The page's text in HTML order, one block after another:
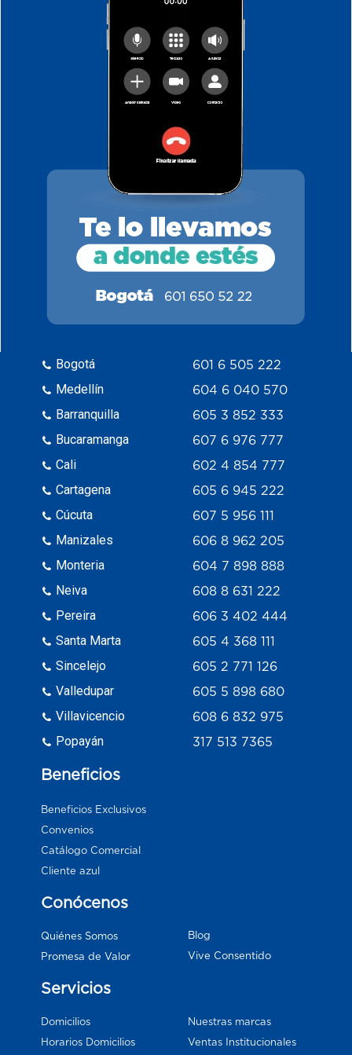
Bogotá
Medellín
Barranquilla
Bucaramanga
Cali
Cartagena
Cúcuta
Manizales
Monteria
Neiva
Pereira
Santa Marta
Sincelejo
Valledupar
Villavicencio
Popayán
601 6 505 222
604 6 040 570
605 3 852 333
607 6 976 777
602 4 854 777
605 6 945 222
607 5 956 111
606 8 962 205
604 7 898 888
608 8 631 222
606 3 402 444
605 4 368 111
605 2 771 126
605 5 898 680
608 6 832 975
317 513 7365
Beneficios
Beneficios Exclusivos
Convenios
Catálogo Comercial
Cliente azul
Conócenos
Quiénes Somos
Promesa de Valor
Blog
Vive Consentido
Servicios
Domicilios
Horarios Domicilios
Nuestras marcas
Ventas Institucionales